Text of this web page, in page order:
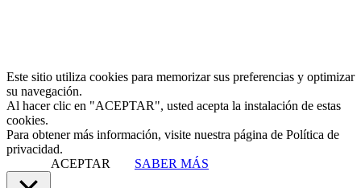
Este sitio utiliza cookies para memorizar sus preferencias y optimizar
su navegación.
Al hacer clic en "ACEPTAR", usted acepta la instalación de estas
cookies.
Para obtener más información, visite nuestra página de Política de
privacidad.
ACEPTAR
SABER MÁS